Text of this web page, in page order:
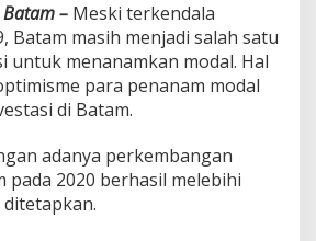
R
e
a
i
s
s
i
I
n
Batam – Meski terkendala
Batam masih menjadi salah satu
untuk menanamkan modal. Hal
para penanam modal
di Batam.
adanya perkembangan
pada 2020 berhasil melebihi